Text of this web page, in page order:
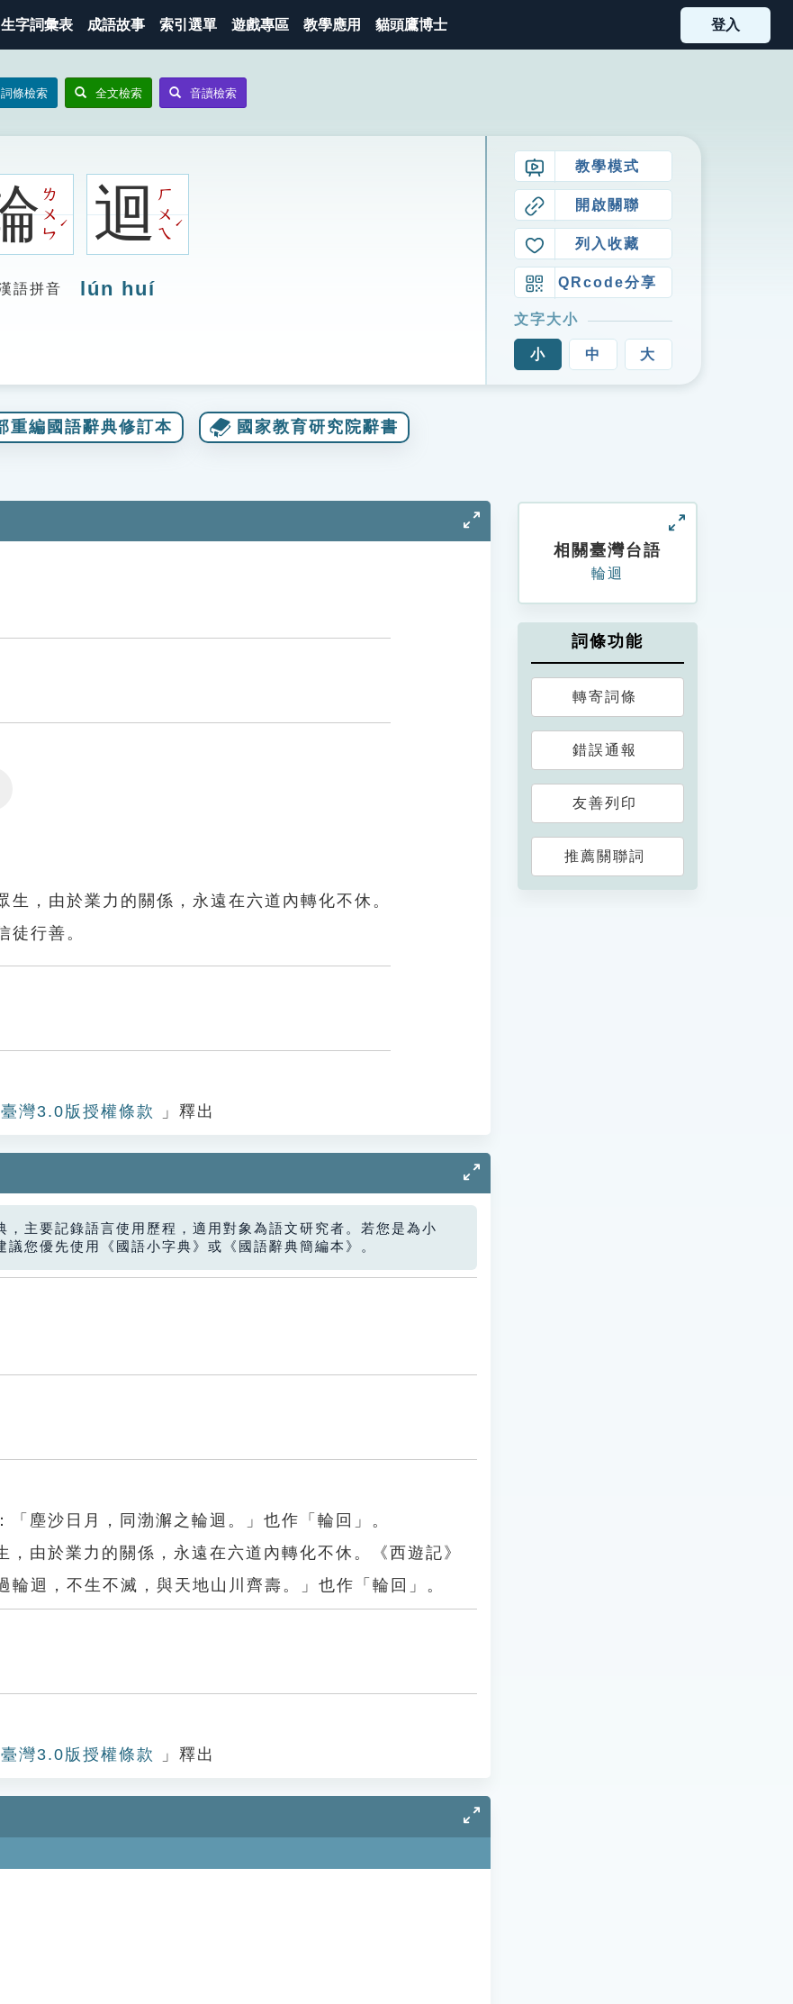
生字詞彙表 成語故事 索引選單 遊戲專區 教學應用 貓頭鷹博士 登入
詞條檢索 全文檢索 音讀檢索
ㄌ
ㄨ
ㄣ
ˊ 迴ㄏ
ㄨ
ㄟ
ˊ
語拼音 lún huí
教學模式
開啟關聯
列入收藏
QRcode分享
文字大小
小 中 大
重編國語辭典修訂本 國家教育研究院辭書
，由於業力的關係，永遠在六道內轉化不休。
徒行善。
灣3.0版授權條款 」釋出
，主要記錄語言使用歷程，適用對象為語文研究者。若您是為小
您優先使用《國語小字典》或《國語辭典簡編本》。
塵沙日月，同渤澥之輪迴。」也作「輪回」。
由於業力的關係，永遠在六道內轉化不休。《西遊記》
迴，不生不滅，與天地山川齊壽。」也作「輪回」。
灣3.0版授權條款 」釋出
相關臺灣台語
輪迴
詞條功能
轉寄詞條
錯誤通報
友善列印
推薦關聯詞